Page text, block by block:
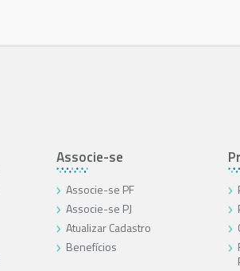
Associe-se
Associe-se PF
Associe-se PJ
Atualizar Cadastro
Benefícios